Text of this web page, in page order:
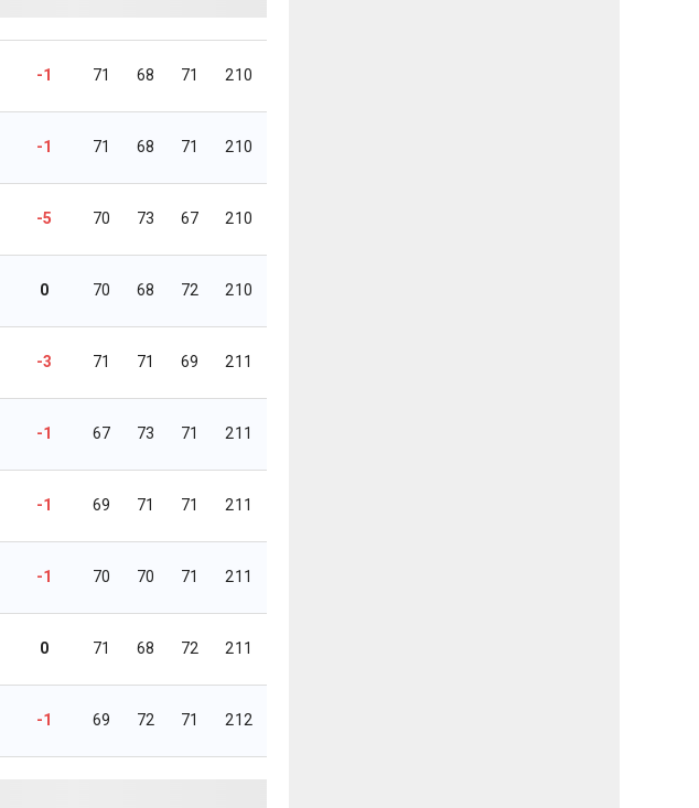
-1 71 68 71 210
-1 71 68 71 210
-5 70 73 67 210
0 70 68 72 210
-3 71 71 69 211
-1 67 73 71 211
-1 69 71 71 211
-1 70 70 71 211
0 71 68 72 211
-1 69 72 71 212